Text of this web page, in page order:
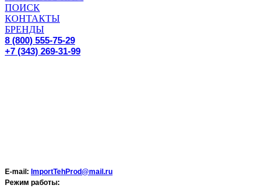
ПОИСК
КОНТАКТЫ
БРЕНДЫ
8 (800) 555-75-29
+7 (343) 269-31-99
E-mail: ImportTehProd@mail.ru
Режим работы: